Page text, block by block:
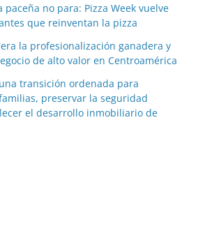
paceña no para: Pizza Week vuelve
que reinventan la pizza
la profesionalización ganadera y
de alto valor en Centroamérica
transición ordenada para
preservar la seguridad
el desarrollo inmobiliario de